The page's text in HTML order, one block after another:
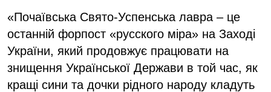
«Почаївська Свято-Успенська лавра – це
останній форпост «русского міра» на Заході
України, який продовжує працювати на
знищення Української Держави в той час, як
кращі сини та дочки рідного народу кладуть